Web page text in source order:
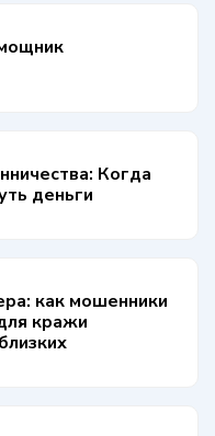
Когда
деньги
как мошенники
кражи